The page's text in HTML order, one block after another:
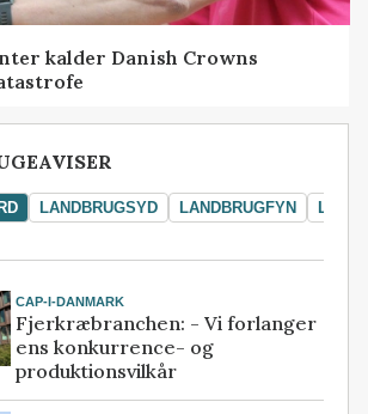
kalder Danish Crowns
LANDBRUGSYD LANDBRUGFYN
CAP-I-DANMARK
Fjerkræbranchen: - Vi forlanger
ens konkurrence- og
produktionsvilkår